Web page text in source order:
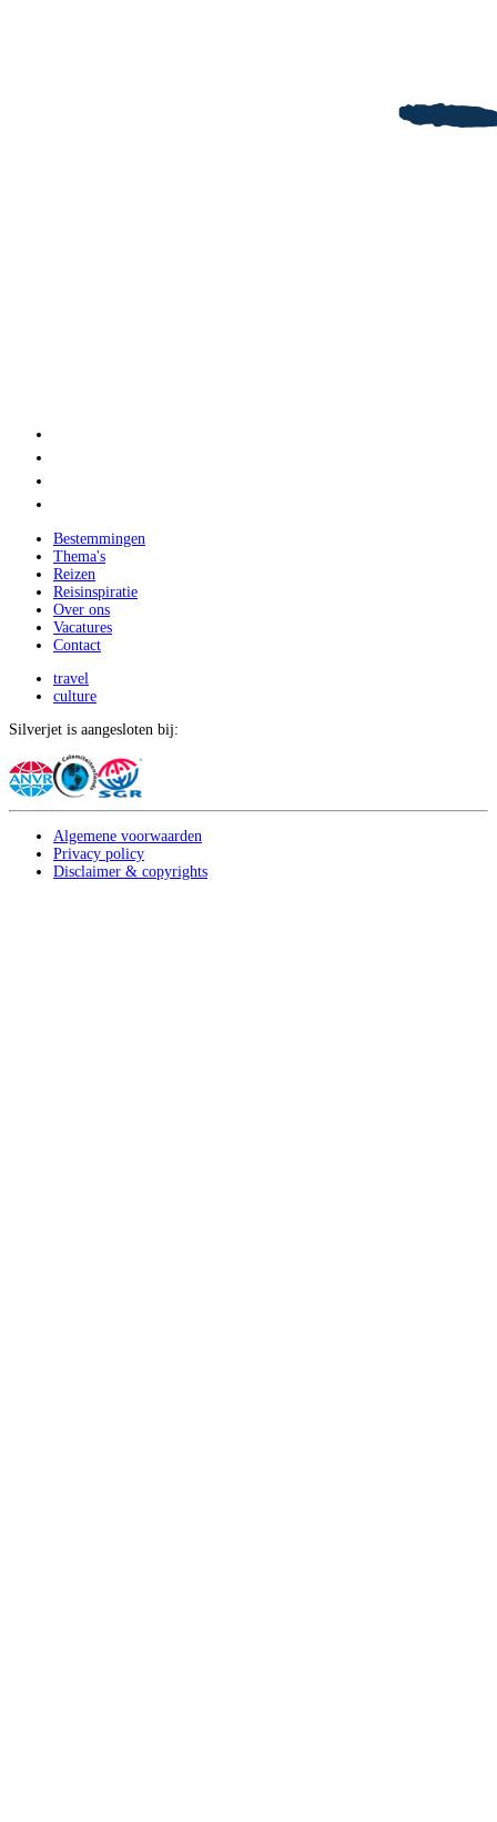
Bestemmingen
Thema's
Reizen
Reisinspiratie
Over ons
Vacatures
Contact
travel
culture
Silverjet is aangesloten bij:
Algemene voorwaarden
Privacy policy
Disclaimer & copyrights